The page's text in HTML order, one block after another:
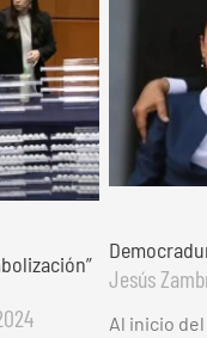
Jesús
Al inicio